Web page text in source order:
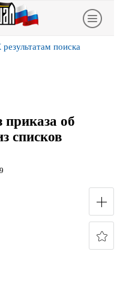
результатам поиска
об
списков